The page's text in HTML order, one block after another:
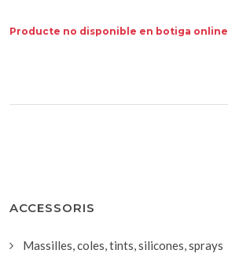
Producte no disponible en botiga online
ACCESSORIS
Massilles, coles, tints, silicones, sprays